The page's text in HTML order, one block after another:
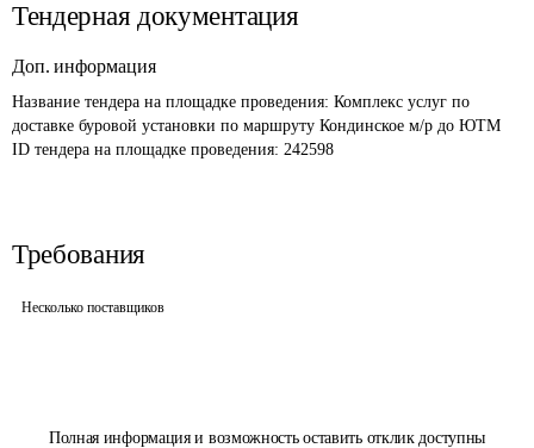
Полная информация и возможность оставить отклик доступны
Тендерная документация
Доп. информация
Название тендера на площадке проведения: Комплекс услуг по
доставке буровой установки по маршруту Кондинское м/р до ЮТМ
ID тендера на площадке проведения: 242598
Требования
Несколько поставщиков